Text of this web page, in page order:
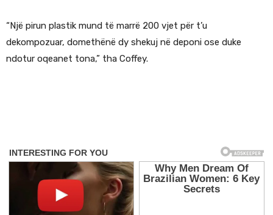
“Një pirun plastik mund të marrë 200 vjet për t’u
dekompozuar, domethënë dy shekuj në deponi ose duke
ndotur oqeanet tona,” tha Coffey.